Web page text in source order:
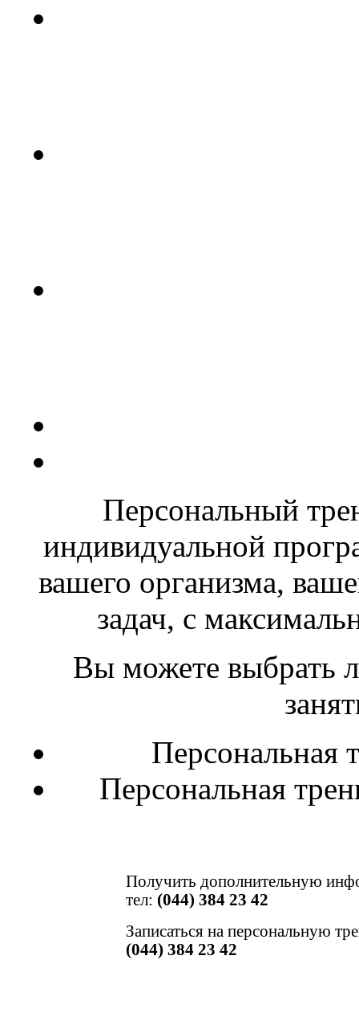
Персональный
индивидуальной
вашего организма,
задач, с
Вы можете выбрать
Персональная
Персональная
Получить дополнительную
тел: (044) 384 23 42
Записаться на персональную
(044) 384 23 42